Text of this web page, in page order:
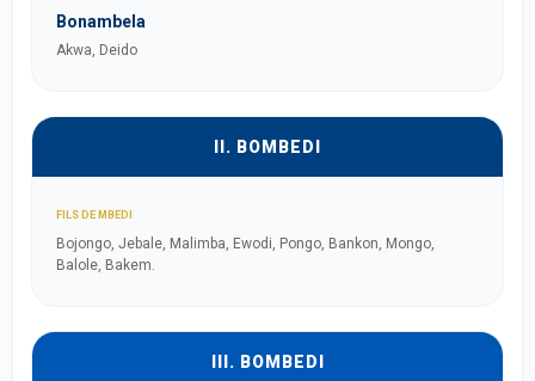
Bonambela
Akwa, Deido
II. BOMBEDI
FILS DE MBEDI
Bojongo, Jebale, Malimba, Ewodi, Pongo, Bankon, Mongo,
Balole, Bakem.
III. BOMBEDI